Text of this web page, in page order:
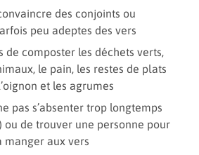
des conjoints ou
peu adeptes des vers
de composter les déchets verts,
le pain, les restes de plats
et les agrumes
pas s’absenter trop longtemps
ou de trouver une personne pour
manger aux vers